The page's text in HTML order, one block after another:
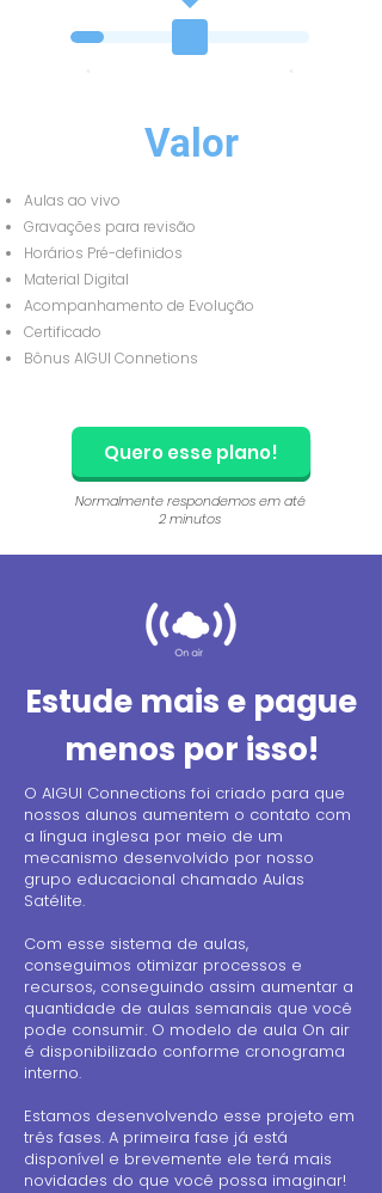
Valor
Aulas ao vivo
Gravações para revisão
Horários Pré-definidos
Material Digital
Acompanhamento de Evolução
Certificado
Bônus AIGUI Connetions
Quero esse plano!
Normalmente respondemos em até
2 minutos
Estude mais e pague
menos por isso!
O AIGUI Connections foi criado para que
nossos alunos aumentem o contato com
a língua inglesa por meio de um
mecanismo desenvolvido por nosso
grupo educacional chamado Aulas
Satélite.
Com esse sistema de aulas,
conseguimos otimizar processos e
recursos, conseguindo assim aumentar a
quantidade de aulas semanais que você
pode consumir. O modelo de aula On air
é disponibilizado conforme cronograma
interno.
Estamos desenvolvendo esse projeto em
três fases. A primeira fase já está
disponível e brevemente ele terá mais
novidades do que você possa imaginar!